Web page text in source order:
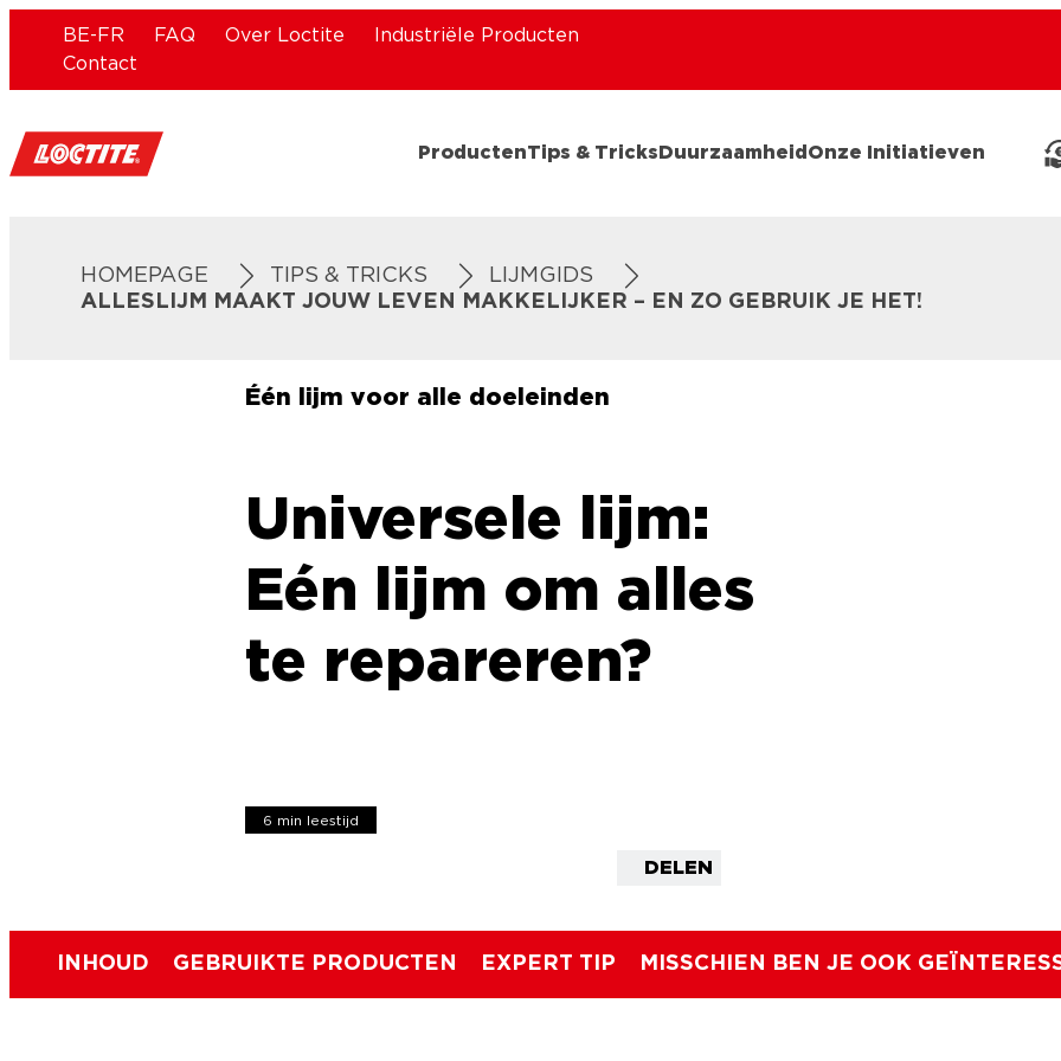
BE-FR FAQ Over Loctite
Industriële Producten
Contact
ProductenTips & Tricks Duurzaamheid Onze Initiatieven
HOMEPAGE TIPS & TRICKS
LIJMGIDS
ALLESLIJM MAAKT JOUW LEVEN MAKKELIJKER – EN ZO GEBRUIK JE HET!
Één lijm voor alle doeleinden
Universele lijm:
Eén lijm om alles
te repareren?
6 min leestijd
DELEN
INHOUD GEBRUIKTE PRODUCTEN EXPERT TIP MISSCHIEN BEN JE OOK